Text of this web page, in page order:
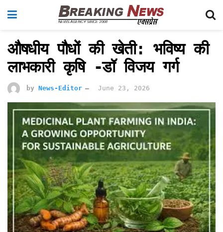
औषधीय पौधों की खेती: भविष्य की
लाभकारी कृषि -डॉ विजय गर्ग
by News-Editor June 23, 2026